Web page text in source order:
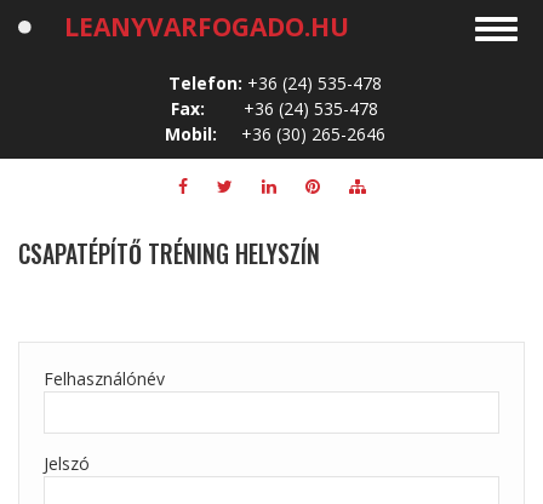
LEANYVARFOGADO.HU
Telefon: +36 (24) 535-478
Fax: +36 (24) 535-478
Mobil: +36 (30) 265-2646
CSAPATÉPÍTŐ TRÉNING HELYSZÍN
Felhasználónév
Jelszó